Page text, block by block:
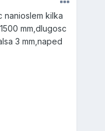
kilka
mm,dlugosc
3 mm,naped